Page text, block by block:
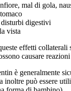
mal di gola,
digestivi
vista
effetti collaterali
causare
è generalmente
inoltre può essere